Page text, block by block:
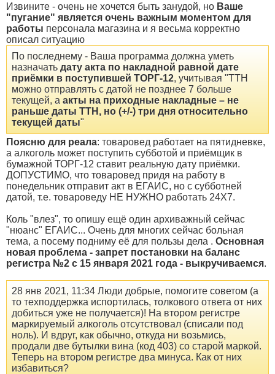
Извините - очень не хочется быть занудой, но Ваше
"пугание" является очень важным моментом для
работы персонала магазина и я весьма корректно
описал ситуацию
По последнему - Ваша программа должна уметь
назначать дату акта по накладной равной дате
приёмки в поступившей ТОРГ-12, учитывая "ТТН
можно отправлять с датой не позднее 7 больше
текущей, а акты на приходные накладные – не
раньше даты ТТН, но (+/-) три дня относительно
текущей даты"
Поясню для реала: товаровед работает на пятидневке,
а алкоголь может поступить субботой и приёмщик в
бумажной ТОРГ-12 ставит реальную дату приёмки.
ДОПУСТИМО, что товаровед придя на работу в
понедельник отправит акт в ЕГАИС, но с субботней
датой, т.е. товароведу НЕ НУЖНО работать 24Х7.
Коль "влез", то опишу ещё один архиважный сейчас
"нюанс" ЕГАИС... Очень для многих сейчас больная
тема, а посему подниму её для пользы дела . Основная
новая проблема - запрет постановки на баланс
регистра №2 с 15 января 2021 года - выкручиваемся.
28 янв 2021, 11:34 Люди добрые, помогите советом (а
то техподдержка испортилась, толкового ответа от них
добиться уже не получается)! На втором регистре
маркируемый алкоголь отсутствовал (списали под
ноль). И вдруг, как обычно, откуда ни возьмись,
продали две бутылки вина (код 403) со старой маркой.
Теперь на втором регистре два минуса. Как от них
избавиться?